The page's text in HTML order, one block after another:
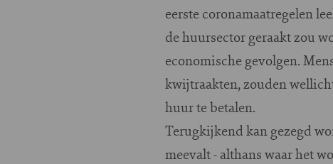
eerste coronamaatregelen
de huursector geraakt zou
economische gevolgen.
kwijtraakten, zouden
huur te betalen.
Terugkijkend kan gezegd
meevalt - althans waar het